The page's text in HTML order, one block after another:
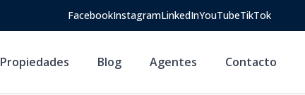
FacebookInstagramLinkedInYouTubeTikTok
Propiedades Blog Agentes Contacto